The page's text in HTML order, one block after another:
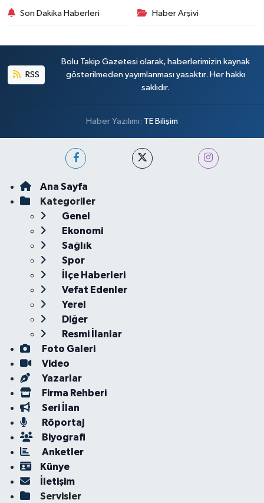
Son Dakika Haberleri Haber Arşivi
RSS
Bolu Takip Gazetesi olarak, haberlerimizin kaynak
gösterilmeden yayımlanması yasaktır. Her hakkı
saklıdır.
Haber Yazılımı: TE Bilişim
Ana Sayfa
Kategoriler
Genel
Ekonomi
Sağlık
Spor
İlçe Haberleri
Vefat Edenler
Yerel
Diğer
Resmi İlanlar
Foto Galeri
Video
Yazarlar
Firma Rehberi
Seri İlan
Röportaj
Biyografi
Anketler
Künye
İletişim
Servisler